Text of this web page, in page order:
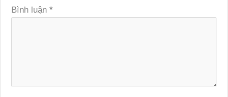
Bình luận*